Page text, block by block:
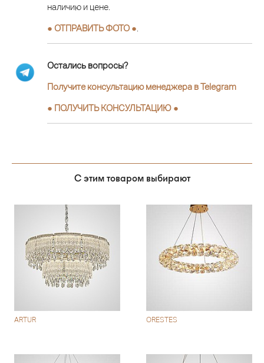
наличию и цене.
● ОТПРАВИТЬ ФОТО ●
Остались вопросы?
Получите консультацию менеджера в Telegram
● ПОЛУЧИТЬ КОНСУЛЬТАЦИЮ ●
С этим товаром выбирают
ARTUR ORESTES